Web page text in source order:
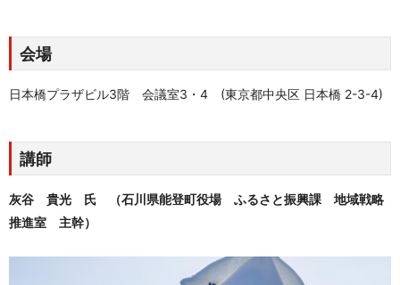
会場
日本橋プラザビル3階 会議室3・4 (東京都中央区 日本橋 2-3-4)
講師
灰谷 貴光 氏 （石川県能登町役場 ふるさと振興課 地域戦略
推進室 主幹）